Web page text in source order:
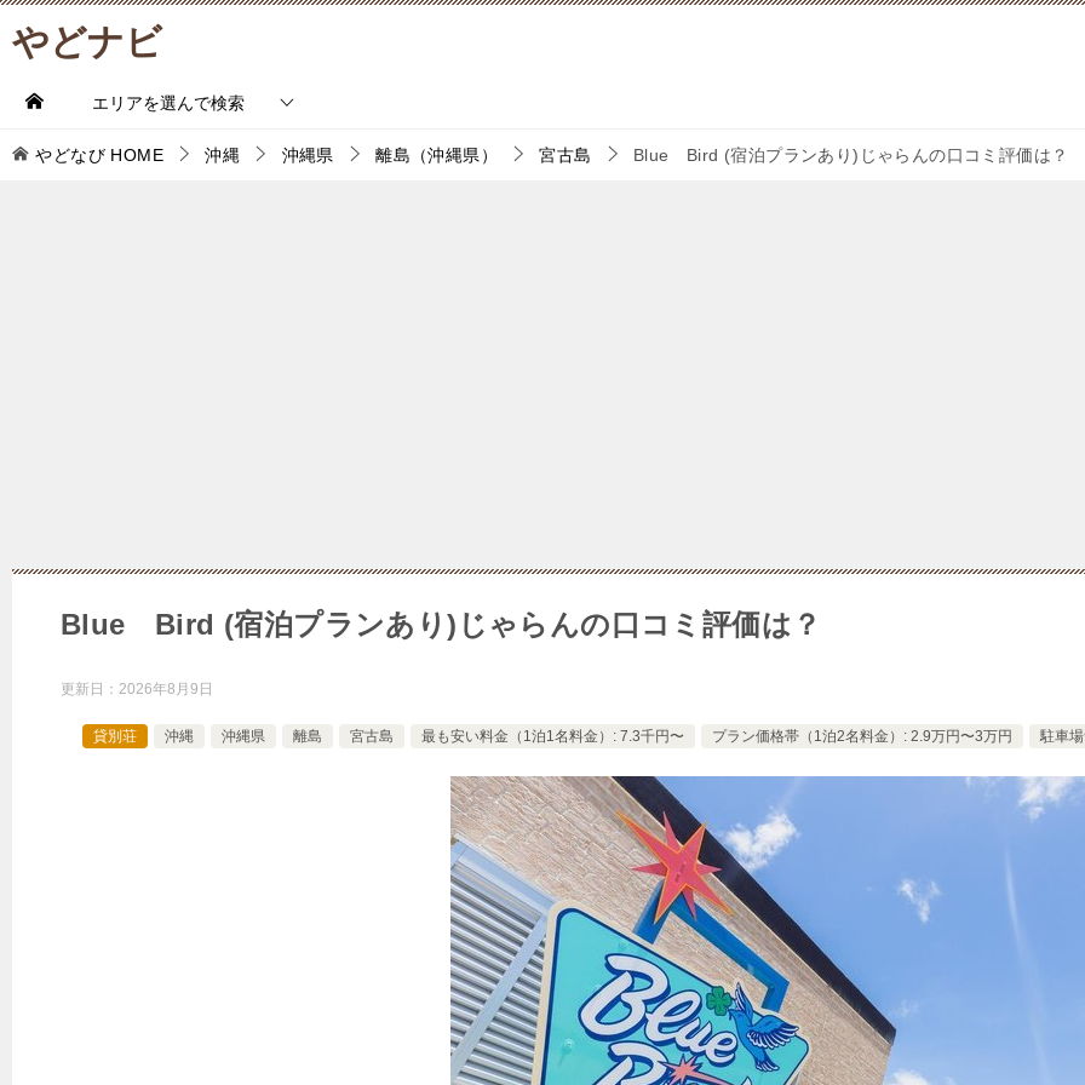
やどナビ
エリアを選んで検索
やどなび HOME 沖縄 沖縄県 離島（沖縄県） 宮古島 Blue Bird (宿泊プランあり)じゃらんの口コミ評価は？
Blue Bird (宿泊プランあり)じゃらんの口コミ評価は？
更新日： 2026年8月9日
貸別荘 沖縄 沖縄県 離島 宮古島 最も安い料金（1泊1名料金）: 7.3千円〜 プラン価格帯（1泊2名料金）: 2.9万円〜3万円 駐車